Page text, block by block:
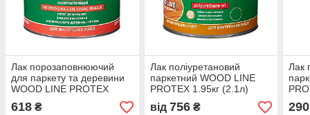
Лак порозаповнюючий
для паркету та деревини
WOOD LINE PROTEX
1.95кг (2.1л)
618 ₴
Лак поліуретановий
паркетний WOOD LINE
PROTEX 1.95кг (2.1л)
глян./напівмат.
від 756₴
Лак